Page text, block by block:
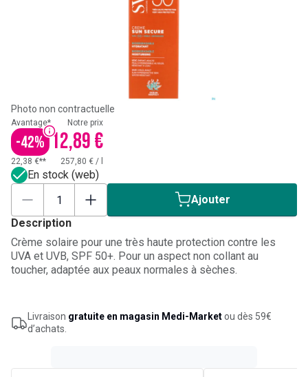
Photo non contractuelle
Avantage*
-42%
Notre prix
12,89 €
22,38 €** 257,80 € /
En stock (web)
Ajouter
Description
Crème solaire pour une très haute protection contre les
UVA et UVB, SPF 50+. Pour un aspect non collant au
toucher, adaptée aux peaux normales à sèches.
Livraison gratuite en magasin Medi-Marketou dès 59€
d’achats.